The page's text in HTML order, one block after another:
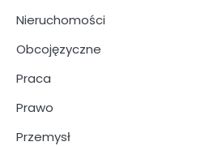
Nieruchomości
Obcojęzyczne
Praca
Prawo
Przemysł